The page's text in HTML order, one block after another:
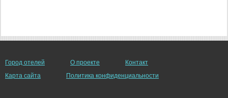
Город отелей О проекте
Контакт
Карта сайта
Политика конфиденциальности